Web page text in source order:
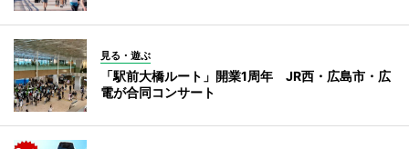
見る・遊ぶ
「駅前大橋ルート」開業1周年 JR西・広島市・広
電が合同コンサート